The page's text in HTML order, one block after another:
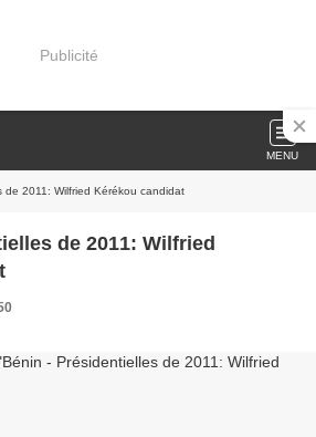
Publicité
MENU
de 2011: Wilfried Kérékou candidat
de 2011: Wilfried